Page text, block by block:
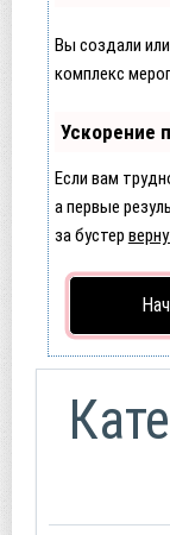
Вы создали
комплекс
Ускорение
Если вам
а первые
за бустер